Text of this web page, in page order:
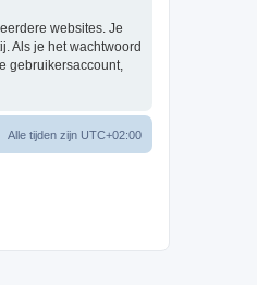
websites. Je
Als je het wachtwoord
gebruikersaccount,
Alle tijden zijn UTC+02:00